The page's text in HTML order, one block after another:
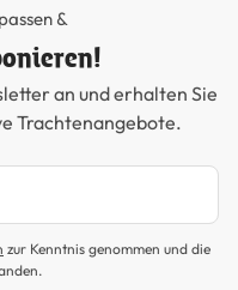
&
an und erhalten Sie
Trachtenangebote.
zur Kenntnis genommen und die